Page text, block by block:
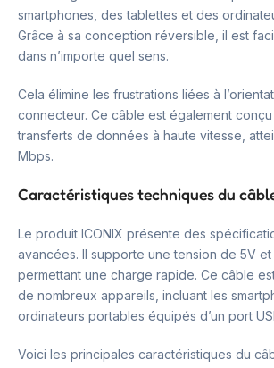
smartphones, des tablettes et des
Grâce à sa conception réversible, il est
dans n’importe quel sens.
Cela élimine les frustrations liées à
connecteur. Ce câble est également
transferts de données à haute vitesse,
Mbps.
Caractéristiques techniques du
Le produit ICONIX présente des
avancées. Il supporte une tension de 5V et
permettant une charge rapide. Ce câble
de nombreux appareils, incluant les
ordinateurs portables équipés d’un port
Voici les principales caractéristiques du